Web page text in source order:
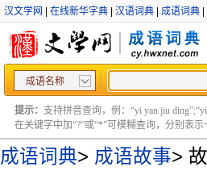
汉文学网 在线新华字典 汉语词典 成语词典
成语名称
提示： 支持拼音查询，例：“yi yan jiu
在关键字中加“?”或“*”可模糊查询，分别表示
成语词典> 成语故事>